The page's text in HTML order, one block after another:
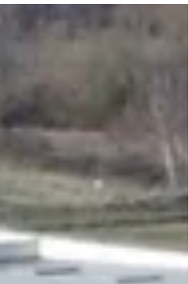
détaille les 10 critères essentiels pour sélectionner le
partenaire logistique qui propulsera votre e-
commerce, les questions à poser, les red flags à